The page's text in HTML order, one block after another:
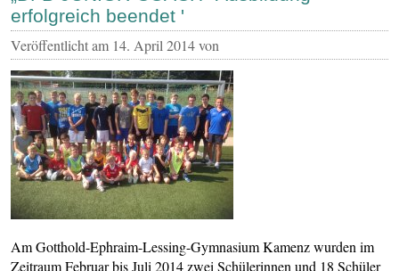
erfolgreich beendet '
Veröffentlicht am 14. April 2014von
Am Gotthold-Ephraim-Lessing-Gymnasium Kamenz wurden im
Zeitraum Februar bis Juli 2014 zwei Schülerinnen und 18 Schüler